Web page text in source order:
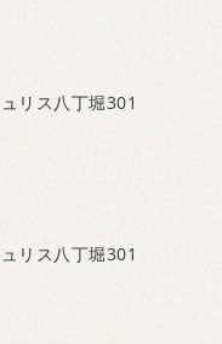
リス八丁堀301
リス八丁堀301